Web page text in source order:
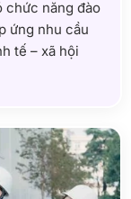
chức năng đào
ứng nhu cầu
tế – xã hội